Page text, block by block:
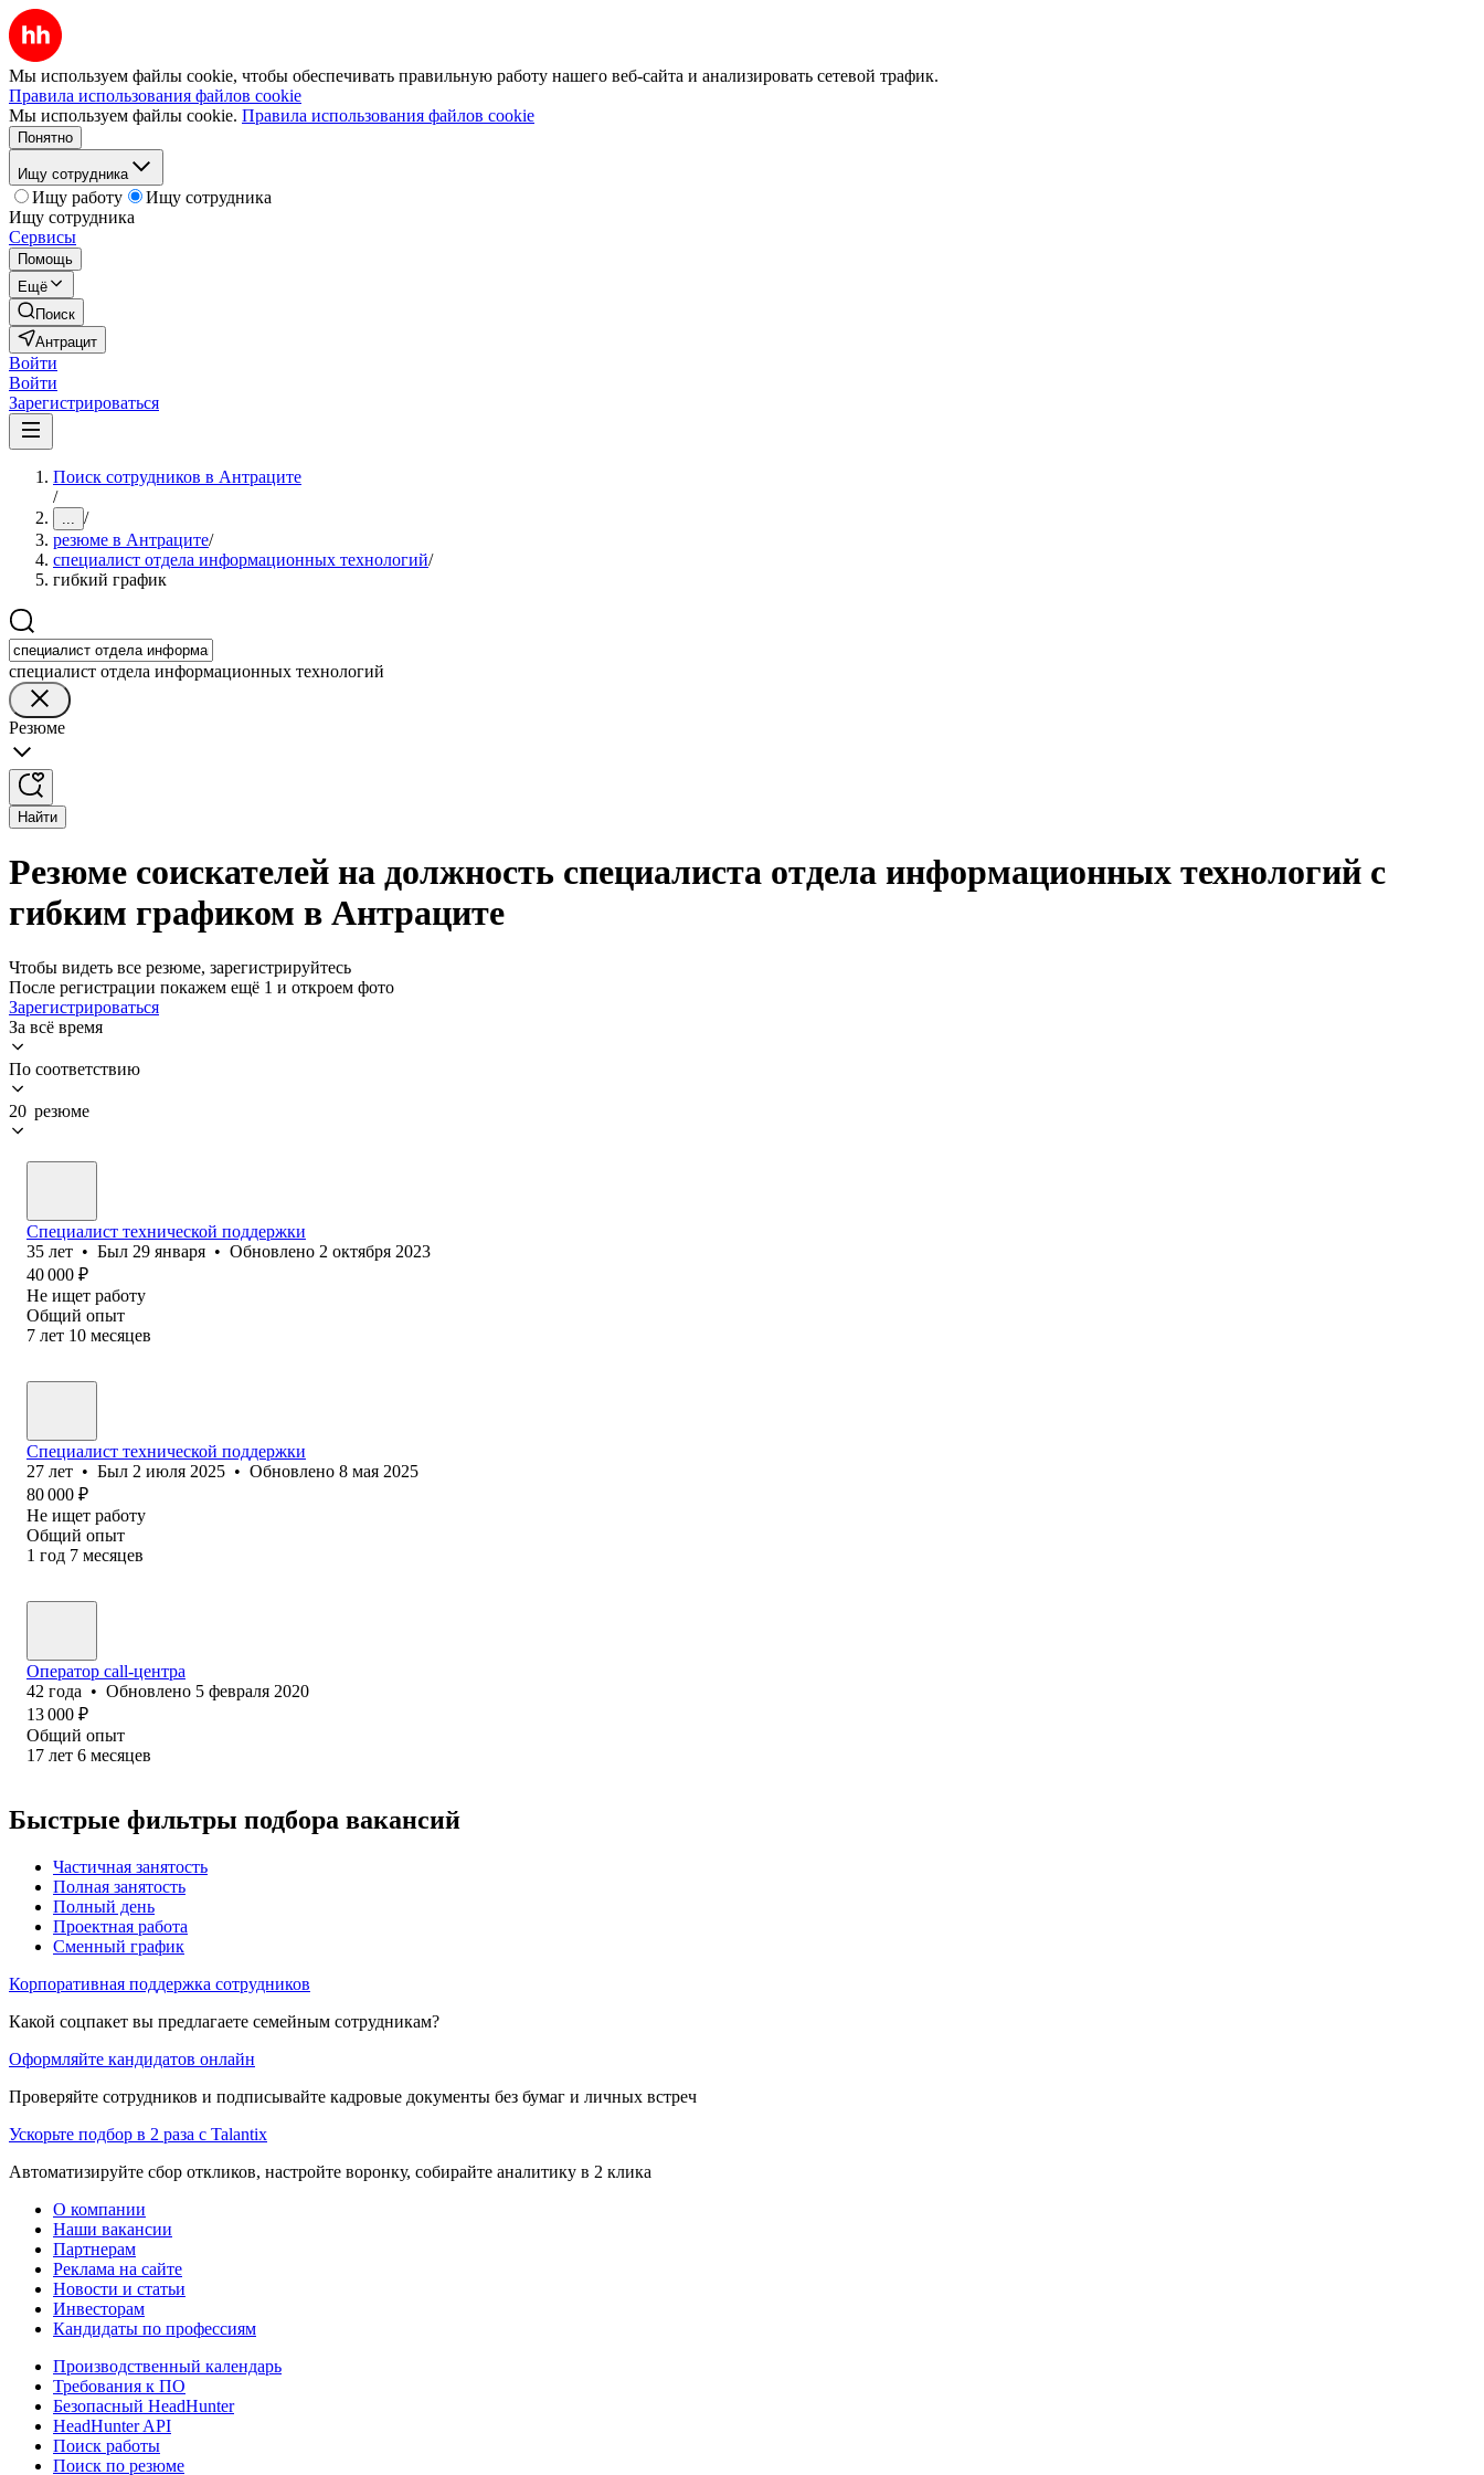
Мы используем файлы cookie, чтобы обеспечивать правильную работу нашего веб-сайта и анализировать сетевой трафик.
Правила использования файлов cookie
Мы используем файлы cookie. Правила использования файлов cookie
Понятно
Ищу сотрудника
Ищу работу
Ищу сотрудника
Ищу сотрудника
Сервисы
Помощь
Ещё
Поиск
Антрацит
Войти
Войти
Зарегистрироваться
Поиск сотрудников в Антраците
/
... /
резюме в Антраците/
специалист отдела информационных технологий/
гибкий график
специалист отдела информационных технологий
Резюме
Найти
Резюме соискателей на должность специалиста отдела информационных технологий с
гибким графиком в Антраците
Чтобы видеть все резюме, зарегистрируйтесь
После регистрации покажем ещё 1 и откроем фото
Зарегистрироваться
За всё время
По соответствию
20 резюме
Специалист технической поддержки
35 лет • Был 29 января • Обновлено 2 октября 2023
40 000 ₽
Не ищет работу
Общий опыт
7 лет 10 месяцев
Специалист технической поддержки
27 лет • Был 2 июля 2025 • Обновлено 8 мая 2025
80 000 ₽
Не ищет работу
Общий опыт
1 год 7 месяцев
Оператор call-центра
42 года • Обновлено 5 февраля 2020
13 000 ₽
Общий опыт
17 лет 6 месяцев
Быстрые фильтры подбора вакансий
Частичная занятость
Полная занятость
Полный день
Проектная работа
Сменный график
Корпоративная поддержка сотрудников
Какой соцпакет вы предлагаете семейным сотрудникам?
Оформляйте кандидатов онлайн
Проверяйте сотрудников и подписывайте кадровые документы без бумаг и личных встреч
Ускорьте подбор в 2 раза с Talantix
Автоматизируйте сбор откликов, настройте воронку, собирайте аналитику в 2 клика
О компании
Наши вакансии
Партнерам
Реклама на сайте
Новости и статьи
Инвесторам
Кандидаты по профессиям
Производственный календарь
Требования к ПО
Безопасный HeadHunter
HeadHunter API
Поиск работы
Поиск по резюме